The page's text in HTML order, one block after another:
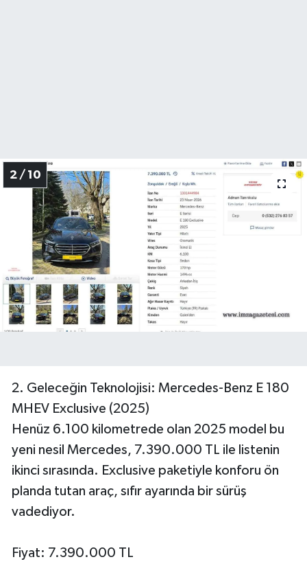
2 / 10
2. Geleceğin Teknolojisi: Mercedes-Benz E 180
MHEV Exclusive (2025)
Henüz 6.100 kilometrede olan 2025 model bu
yeni nesil Mercedes, 7.390.000 TL ile listenin
ikinci sırasında. Exclusive paketiyle konforu ön
planda tutan araç, sıfır ayarında bir sürüş
vadediyor.
Fiyat: 7.390.000 TL